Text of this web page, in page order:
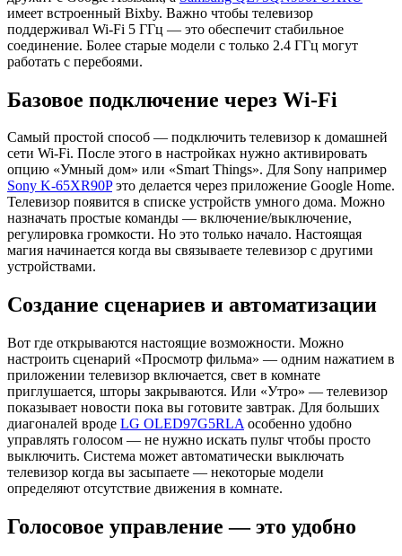
имеет встроенный Bixby. Важно чтобы телевизор
поддерживал Wi-Fi 5 ГГц — это обеспечит стабильное
соединение. Более старые модели с только 2.4 ГГц могут
работать с перебоями.
Базовое подключение через Wi-Fi
Самый простой способ — подключить телевизор к домашней
сети Wi-Fi. После этого в настройках нужно активировать
опцию «Умный дом» или «Smart Things». Для Sony например
Sony K-65XR90Pэто делается через приложение Google Home.
Телевизор появится в списке устройств умного дома. Можно
назначать простые команды — включение/выключение,
регулировка громкости. Но это только начало. Настоящая
магия начинается когда вы связываете телевизор с другими
устройствами.
Создание сценариев и автоматизации
Вот где открываются настоящие возможности. Можно
настроить сценарий «Просмотр фильма» — одним нажатием в
приложении телевизор включается, свет в комнате
приглушается, шторы закрываются. Или «Утро» — телевизор
показывает новости пока вы готовите завтрак. Для больших
диагоналей вроде LG OLED97G5RLA особенно удобно
управлять голосом — не нужно искать пульт чтобы просто
выключить. Система может автоматически выключать
телевизор когда вы засыпаете — некоторые модели
определяют отсутствие движения в комнате.
Голосовое управление — это удобно